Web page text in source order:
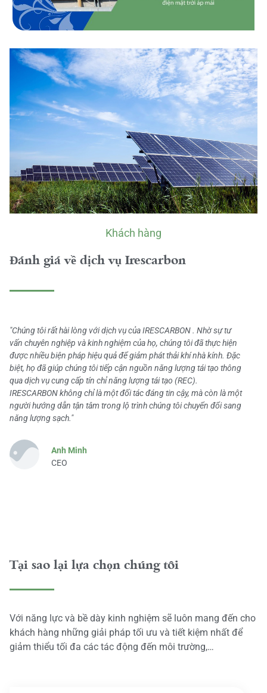
Khách hàng
Đánh giá về dịch vụ Irescarbon
"Chúng tôi rất hài lòng với dịch vụ của IRESCARBON . Nhờ sự tư
vấn chuyên nghiệp và kinh nghiệm của họ, chúng tôi đã thực hiện
được nhiều biện pháp hiệu quả để giảm phát thải khí nhà kính. Đặc
biệt, họ đã giúp chúng tôi tiếp cận nguồn năng lượng tái tạo thông
qua dịch vụ cung cấp tín chỉ năng lượng tái tạo (REC).
IRESCARBON không chỉ là một đối tác đáng tin cậy, mà còn là một
người hướng dẫn tận tâm trong lộ trình chúng tôi chuyển đổi sang
năng lượng sạch."
Anh Minh
CEO
Tại sao lại lựa chọn chúng tôi
Với năng lực và bề dày kinh nghiệm sẽ luôn mang đến cho
khách hàng những giải pháp tối ưu và tiết kiệm nhất để
giảm thiểu tối đa các tác động đến môi trường,…